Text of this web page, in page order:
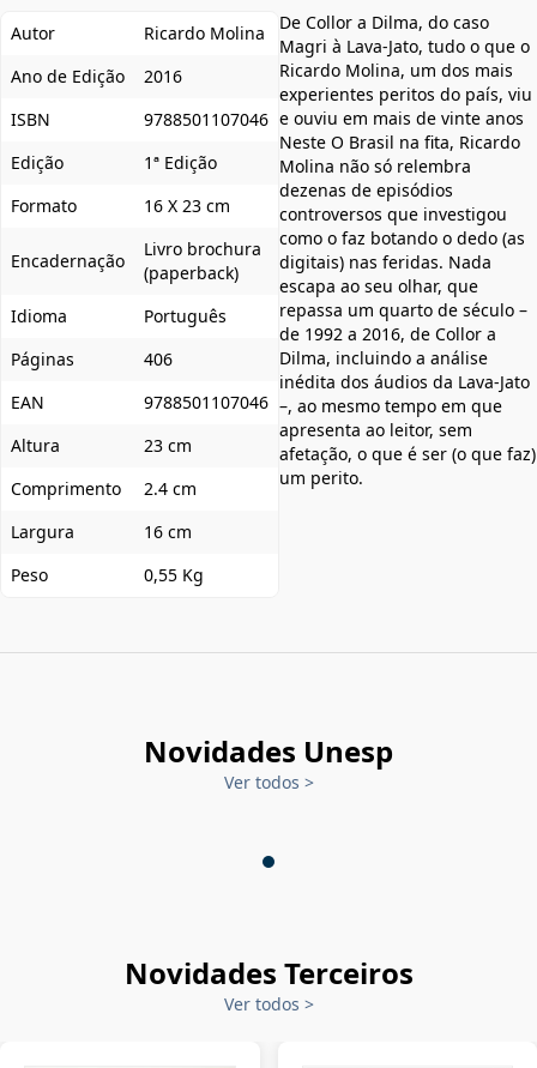
Autor
Ricardo Molina
Ano de Edição
2016
ISBN
9788501107046
Edição
1ª Edição
Formato
16 X 23 cm
Encadernação
Livro brochura
(paperback)
Idioma
Português
Páginas
406
EAN
9788501107046
Altura
23 cm
Comprimento
2.4 cm
Largura
16 cm
Peso
0,55 Kg
De Collor a Dilma, do caso
Magri à Lava-Jato, tudo o que o
Ricardo Molina, um dos mais
experientes peritos do país, viu
e ouviu em mais de vinte anos
Neste O Brasil na fita, Ricardo
Molina não só relembra
dezenas de episódios
controversos que investigou
como o faz botando o dedo (as
digitais) nas feridas. Nada
escapa ao seu olhar, que
repassa um quarto de século –
de 1992 a 2016, de Collor a
Dilma, incluindo a análise
inédita dos áudios da Lava-Jato
–, ao mesmo tempo em que
apresenta ao leitor, sem
afetação, o que é ser (o que faz)
um perito.
Novidades Unesp
Ver todos >
Novidades Terceiros
Ver todos >